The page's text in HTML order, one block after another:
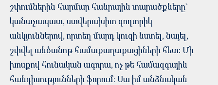
շփումներին հարմար հանրային տարածքները`
կանաչապատ, ստվերախիտ գողտրիկ
անկյուններով, որտեղ մարդ կուզի նստել, նայել,
շփվել անծանոթ համաքաղաքացիների հետ: Մի
խոսքով հունական ագորա, ոչ թե համազգային
հանդիսությունների ֆորում: Սա իմ անձնական